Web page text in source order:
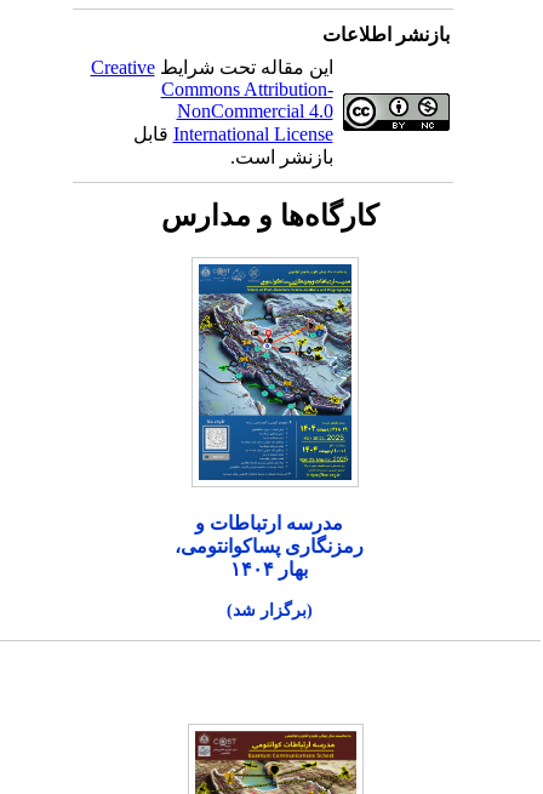
بازنشر اطلاعات
این مقاله تحت شرایطCreative
Commons Attribution-
NonCommercial 4.0
International Licenseقابل
بازنشر است.
کارگاه‌ها و مدارس
مدرسه ارتباطات و
رمزنگاری پساکوانتومی،
بهار ۱۴۰۴
(برگزار شد)